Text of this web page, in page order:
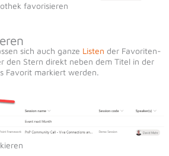
favorisieren
sich auch ganze Listen der Favoriten-
den Stern direkt neben dem Titel in der
Favorit markiert werden.